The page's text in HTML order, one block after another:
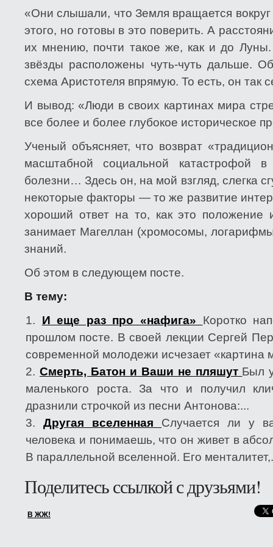
«Они слышали, что Земля вращается
этого, но готовы в это поверить. А
их мнению, почти такое же, как и до
звёзды расположены чуть-чуть дальше.
схема Аристотеля впрямую. То есть, он так
И вывод: «Люди в своих картинах мира
все более и более глубокое историческое
Ученый объясняет, что возврат
масштабной социальной катастрофой
болезни… Здесь он, на мой взгляд, слегка
некоторые факторы — то же развитие
хороший ответ на то, как это положение
занимает Магеллан (хромосомы,
знаний.
Об этом в следующем посте.
В тему:
И еще раз про «нафига» Коротко
прошлом посте. В своей лекции Сергей
современной молодежи исчезает «картина
Смерть, Батон и Ваши не пляшут Был
маленького роста. За что и получил
дразнили строчкой из песни Антонова:...
Другая вселенная Случается ли у
человека и понимаешь, что он живет в
В параллельной вселенной. Его
Поделитесь ссылкой с друзьями!
В ЖЖ!